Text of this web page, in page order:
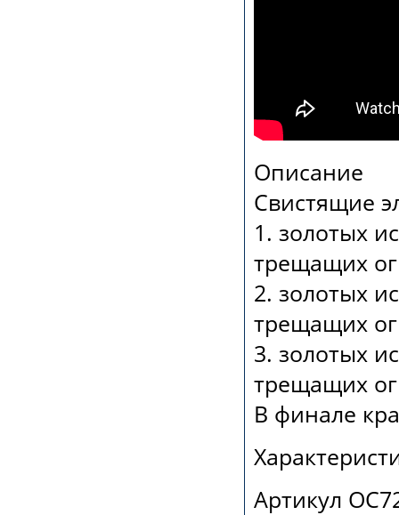
Описание
Свистящие
1. золотых
трещащих
2. золотых
трещащих
3. золотых
трещащих
В финале
Артикул